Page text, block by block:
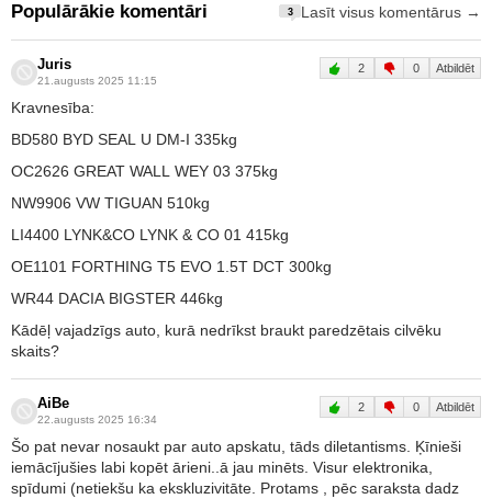
Populārākie komentāri 3 Lasīt visus komentārus →
Juris
21.augusts 2025 11:15
2 0 Atbildēt
Kravnesība:
BD580 BYD SEAL U DM-I 335kg
OC2626 GREAT WALL WEY 03 375kg
NW9906 VW TIGUAN 510kg
LI4400 LYNK&CO LYNK & CO 01 415kg
OE1101 FORTHING T5 EVO 1.5T DCT 300kg
WR44 DACIA BIGSTER 446kg
Kādēļ vajadzīgs auto, kurā nedrīkst braukt paredzētais cilvēku
skaits?
AiBe
22.augusts 2025 16:34
2 0 Atbildēt
Šo pat nevar nosaukt par auto apskatu, tāds diletantisms. Ķīnieši
iemācījušies labi kopēt ārieni..ā jau minēts. Visur elektronika,
spīdumi (netiekšu ka ekskluzivitāte. Protams , pēc saraksta dadz